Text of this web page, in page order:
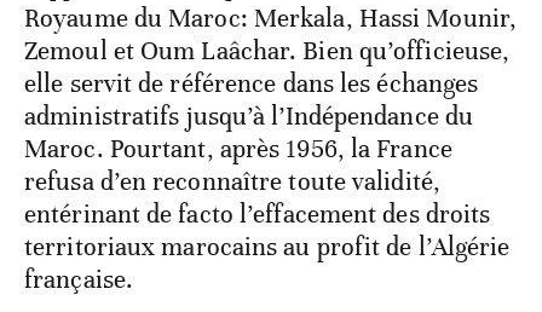
Royaume du Maroc: Merkala, Hassi Mounir,
Zemoul et Oum Laâchar. Bien qu’officieuse,
elle servit de référence dans les échanges
administratifs jusqu’à l’Indépendance du
Maroc. Pourtant, après 1956, la France
refusa d’en reconnaître toute validité,
entérinant de facto l’effacement des droits
territoriaux marocains au profit de l’Algérie
française.